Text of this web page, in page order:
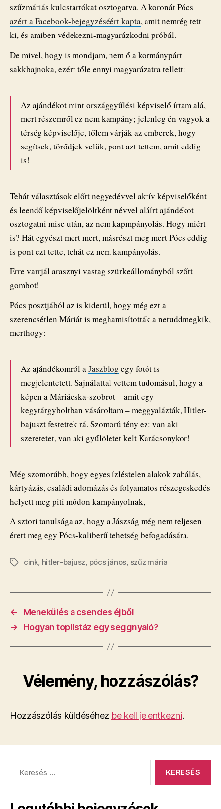
szűzmáriás kulcstartókat osztogatva. A koronát Pócs
azért a Facebook-bejegyzéséért kapta, amit nemrég tett
ki, és amiben védekezni-magyarázkodni próbál.
De mivel, hogy is mondjam, nem ő a kormánypárt
sakkbajnoka, ezért tőle ennyi magyarázatra tellett:
Az ajándékot mint országgyűlési képviselő írtam alá,
mert részemről ez nem kampány; jelenleg én vagyok a
térség képviselője, tőlem várják az emberek, hogy
segítsek, törődjek velük, pont azt tettem, amit eddig
is!
Tehát választások előtt negyedévvel aktív képviselőként
és leendő képviselőjelöltként névvel aláírt ajándékot
osztogatni mise után, az nem kapmpányolás. Hogy miért
is? Hát egyészt mert mert, másrészt meg mert Pócs eddig
is pont ezt tette, tehát ez nem kampányolás.
Erre varrjál arasznyi vastag szürkeállományból szőtt
gombot!
Pócs posztjából az is kiderül, hogy még ezt a
szerencsétlen Máriát is meghamisították a netuddmegkik,
merthogy:
Az ajándékomról aJaszblog egy fotót is
megjelentetett. Sajnálattal vettem tudomásul, hogy a
képen a Máriácska-szobrot – amit egy
kegytárgyboltban vásároltam – meggyalázták, Hitler-
bajuszt festettek rá. Szomorú tény ez: van aki
szeretetet, van aki gyűlöletet kelt Karácsonykor!
Még szomorúbb, hogy egyes ízléstelen alakok zabálás,
kártyázás, családi adomázás és folyamatos részegeskedés
helyett meg piti módon kampányolnak,
A sztori tanulsága az, hogy a Jászság még nem teljesen
érett meg egy Pócs-kaliberű tehetség befogadására.
Címkék
cink, hitler-bajusz, pócs jános, szűz mária
←
Menekülés a csendes éjből
→
​Hogyan toplistáz egy seggnyaló?
Vélemény, hozzászólás?
Hozzászólás küldéséhez be kell jelentkezni.